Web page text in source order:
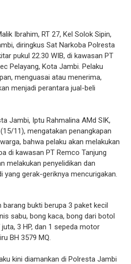
Ibrahim, RT 27, Kel Solok Sipin,
diringkus Sat Narkoba Polresta
pukul 22.30 WIB, di kawasan PT
Pelayang, Kota Jambi. Pelaku
menguasai atau menerima,
menjadi perantara jual-beli
Jambi, Iptu Rahmalina AMd SIK,
11), mengatakan penangkapan
bahwa pelaku akan melakukan
di kawasan PT Remco Tanjung
melakukan penyelidikan dan
yang gerak-geriknya mencurigakan.
bukti berupa 3 paket kecil
sabu, bong kaca, bong dari botol
3 HP, dan 1 sepeda motor
BH 3579 MQ.
kini diamankan di Polresta Jambi